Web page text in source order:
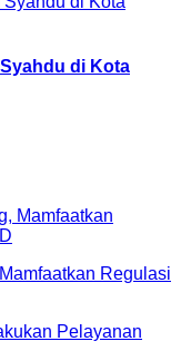
di Kota
Regulasi